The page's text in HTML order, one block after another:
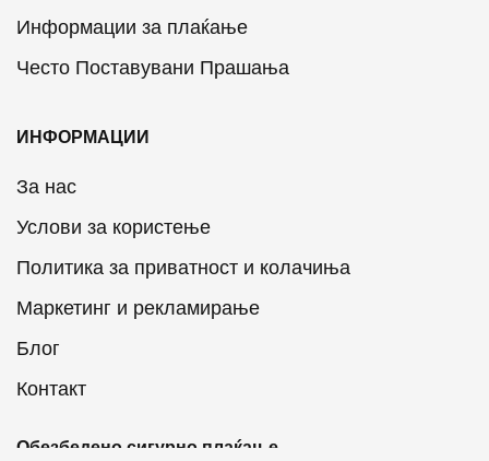
Информации за плаќање
Често Поставувани Прашања
ИНФОРМАЦИИ
За нас
Услови за користење
Политика за приватност и колачиња
Маркетинг и рекламирање
Блог
Контакт
Обезбедено сигурно плаќање